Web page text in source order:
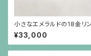
小さなエメラルドの18金リ
¥33,000